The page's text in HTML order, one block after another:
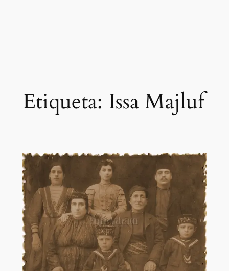
Etiqueta: Issa Majluf